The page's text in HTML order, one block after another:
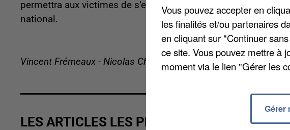
permettra aux victimes de s’exprimer anonymement ou non.
national.
Vincent Frémeaux - Nicolas Chacun
LES ARTICLES LES PLUS VUS
Vous pouvez accepter en
les finalités et/ou partenaires
en cliquant sur "Continuer
ce site. Vous pouvez mettre à
moment via le lien "Gérer les
Gérer